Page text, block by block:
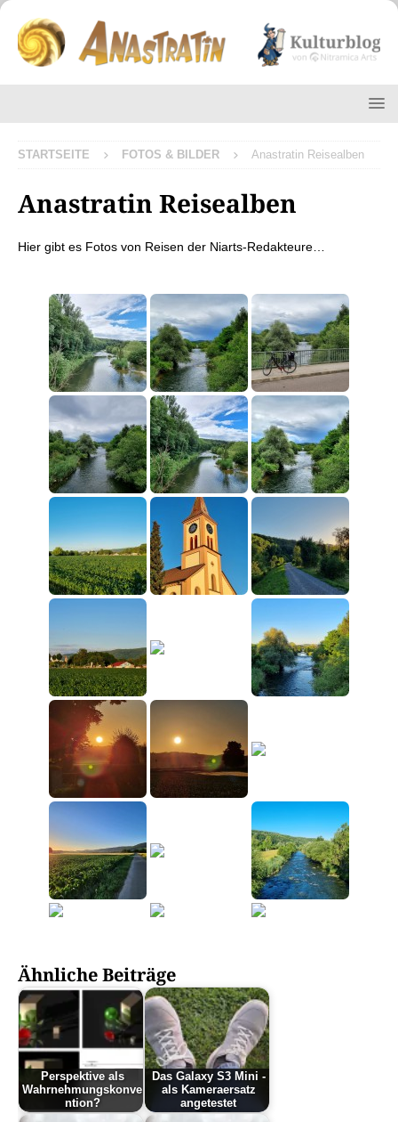
STARTSEITE FOTOS & BILDER Anastratin Reisealben
Anastratin Reisealben
Hier gibt es Fotos von Reisen der Niarts-Redakteure…
Ähnliche Beiträge
Perspektive als
Wahrnehmungskonve
ntion?
Das Galaxy S3 Mini -
als Kameraersatz
angetestet